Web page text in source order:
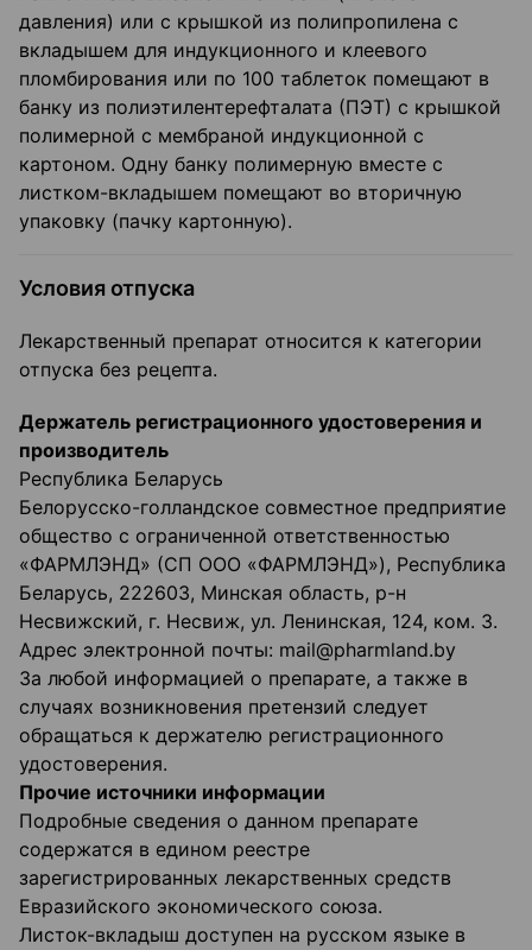
давления) или с крышкой из полипропилена с
вкладышем для индукционного и клеевого
пломбирования или по 100 таблеток помещают в
банку из полиэтилентерефталата (ПЭТ) с крышкой
полимерной с мембраной индукционной с
картоном. Одну банку полимерную вместе с
листком-вкладышем помещают во вторичную
упаковку (пачку картонную).
Условия отпуска
Лекарственный препарат относится к категории
отпуска без рецепта.
Держатель регистрационного удостоверения и
производитель
Республика Беларусь
Белорусско-голландское совместное предприятие
общество с ограниченной ответственностью
«ФАРМЛЭНД» (СП ООО «ФАРМЛЭНД»), Республика
Беларусь, 222603, Минская область, р-н
Несвижский, г. Несвиж, ул. Ленинская, 124, ком. 3.
Адрес электронной почты: mail@pharmland.by
За любой информацией о препарате, а также в
случаях возникновения претензий следует
обращаться к держателю регистрационного
удостоверения.
Прочие источники информации
Подробные сведения о данном препарате
содержатся в едином реестре
зарегистрированных лекарственных средств
Евразийского экономического союза.
Листок-вкладыш доступен на русском языке в